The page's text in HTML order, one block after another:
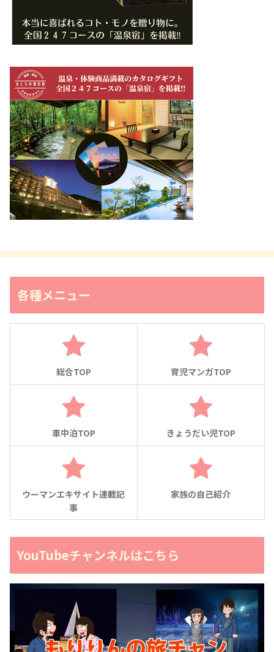
各種メニュー
総合TOP 育児マンガTOP
車中泊TOP きょうだい児TOP
ウーマンエキサイト連載記
事
家族の自己紹介
YouTubeチャンネルはこちら